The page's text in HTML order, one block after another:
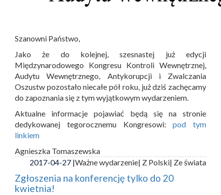
Szanowni Państwo,
Jako że do kolejnej, szesnastej już edycji
Międzynarodowego Kongresu Kontroli Wewnętrznej,
Audytu Wewnętrznego, Antykorupcji i Zwalczania
Oszustw pozostało niecałe pół roku, już dziś zachęcamy
do zapoznania się z tym wyjątkowym wydarzeniem.
Aktualne informacje pojawiać będą się na stronie
dedykowanej tegorocznemu Kongresowi:pod tym
linkiem
Agnieszka Tomaszewska
2017-04-27 |Ważne wydarzenie| Z Polski| Ze świata
Zgłoszenia na konferencję tylko do 20
kwietnia!